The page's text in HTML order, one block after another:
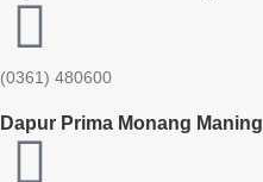
(0361) 480600
Dapur Prima Monang Maning